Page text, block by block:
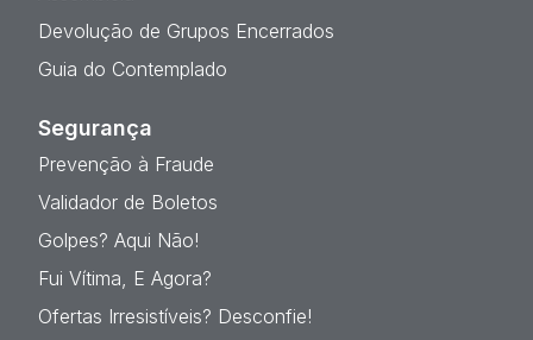
Devolução de Grupos Encerrados
Guia do Contemplado
Segurança
Prevenção à Fraude
Validador de Boletos
Golpes? Aqui Não!
Fui Vítima, E Agora?
Ofertas Irresistíveis? Desconfie!